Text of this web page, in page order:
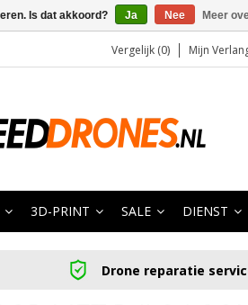
Vergelijk (0) Mijn
3D-PRINT SALE DIENST
Drone reparatie
Is dat akkoord? Ja Nee Meer